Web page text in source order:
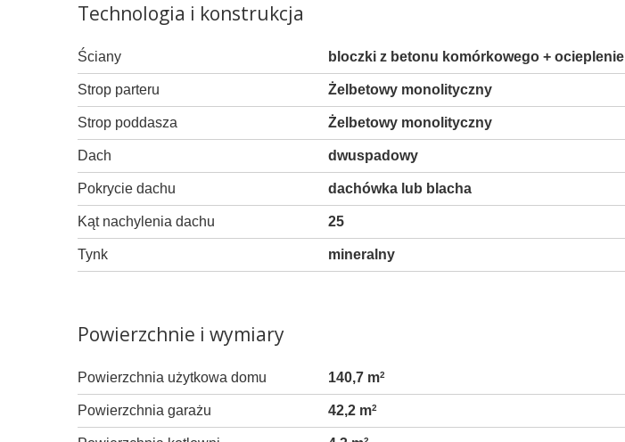
Technologia i konstrukcja
Ściany bloczki z betonu komórkowego + ocieplenie
Strop parteru Żelbetowy monolityczny
Strop poddasza Żelbetowy monolityczny
Dach dwuspadowy
Pokrycie dachu dachówka lub blacha
Kąt nachylenia dachu 25
Tynk mineralny
Powierzchnie i wymiary
Powierzchnia użytkowa domu 140,7 m2
Powierzchnia garażu 42,2 m2